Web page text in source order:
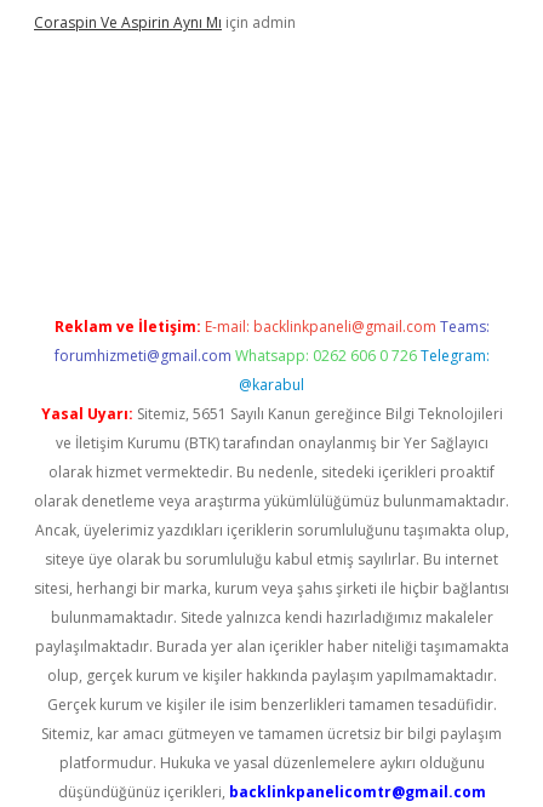
Coraspin Ve Aspirin Aynı Mı için admin
Reklam ve İletişim: E-mail: backlinkpaneli@gmail.com Teams:
forumhizmeti@gmail.com Whatsapp: 0262 606 0 726 Telegram:
@karabul
Yasal Uyarı: Sitemiz, 5651 Sayılı Kanun gereğince Bilgi Teknolojileri
ve İletişim Kurumu (BTK) tarafından onaylanmış bir Yer Sağlayıcı
olarak hizmet vermektedir. Bu nedenle, sitedeki içerikleri proaktif
olarak denetleme veya araştırma yükümlülüğümüz bulunmamaktadır.
Ancak, üyelerimiz yazdıkları içeriklerin sorumluluğunu taşımakta olup,
siteye üye olarak bu sorumluluğu kabul etmiş sayılırlar. Bu internet
sitesi, herhangi bir marka, kurum veya şahıs şirketi ile hiçbir bağlantısı
bulunmamaktadır. Sitede yalnızca kendi hazırladığımız makaleler
paylaşılmaktadır. Burada yer alan içerikler haber niteliği taşımamakta
olup, gerçek kurum ve kişiler hakkında paylaşım yapılmamaktadır.
Gerçek kurum ve kişiler ile isim benzerlikleri tamamen tesadüfidir.
Sitemiz, kar amacı gütmeyen ve tamamen ücretsiz bir bilgi paylaşım
platformudur. Hukuka ve yasal düzenlemelere aykırı olduğunu
düşündüğünüz içerikleri, backlinkpanelicomtr@gmail.com